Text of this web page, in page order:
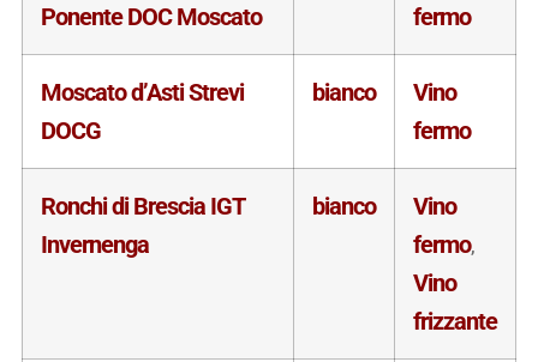
Ponente DOC Moscato
fermo
Moscato d’Asti Strevi
DOCG
bianco
Vino
fermo
Ronchi di Brescia IGT
Invernenga
bianco
Vino
fermo,
Vino
frizzante